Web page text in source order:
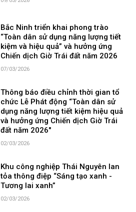
Bắc Ninh triển khai phong trào
“Toàn dân sử dụng năng lượng tiết
kiệm và hiệu quả” và hưởng ứng
Chiến dịch Giờ Trái đất năm 2026
07/03/2026
Thông báo điều chỉnh thời gian tổ
chức Lễ Phát động “Toàn dân sử
dụng năng lượng tiết kiệm hiệu quả
và hưởng ứng Chiến dịch Giờ Trái
đất năm 2026"
02/03/2026
Khu công nghiệp Thái Nguyên lan
tỏa thông điệp “Sáng tạo xanh -
Tương lai xanh”
02/03/2026